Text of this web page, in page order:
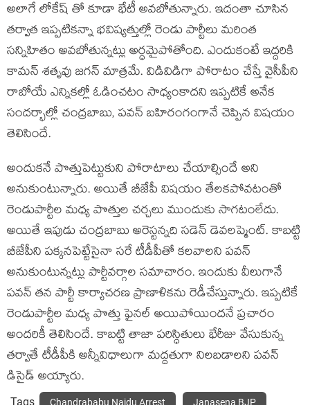
అలాగే లోకేష్ తో కూడా భేటీ అవబోతున్నారు. ఇదంతా చూసిన
తర్వాత ఇప్పటికన్నా భవిష్యత్తుల్లో రెండు పార్టీలు మరింత
సన్నిహితం అవబోతున్నట్లు అర్ధమైపోతోంది. ఎందుకంటే ఇద్దరికి
కామన్ శతృవు జగన్ మాత్రమే. విడివిడిగా పోరాటం చేస్తే వైసీపీని
రాబోయే ఎన్నికల్లో ఓడించటం సాధ్యంకాదని ఇప్పటికే అనేక
సందర్భాల్లో చంద్రబాబు, పవన్ బహిరంగంగానే చెప్పిన విషయం
తెలిసిందే.
అందుకనే పొత్తుపెట్టుకుని పోరాటాలు చేయాల్సిందే అని
అనుకుంటున్నారు. అయితే బీజేపీ విషయం తేలకపోవటంతో
రెండుపార్టీల మధ్య పొత్తుల చర్చలు ముందుకు సాగటంలేదు.
అయితే ఇపుడు చంద్రబాబు అరెస్టన్నది సడెన్ డెవలప్మెంట్. కాబట్టి
బీజేపీని పక్కనపెట్టేసైనా సరే టీడీపీతో కలవాలని పవన్
అనుకుంటున్నట్లు పార్టీవర్గాల సమాచారం. ఇందుకు వీలుగానే
పవన్ తన పార్టీ కార్యాచరణ ప్రాణాళికను రెడీచేస్తున్నారు. ఇప్పటికే
రెండుపార్టీల మధ్య పొత్తు ఫైనల్ అయిపోయిందనే ప్రచారం
అందరికీ తెలిసిందే. కాబట్టి తాజా పరిస్ధితులు భేరీజు వేసుకున్న
తర్వాతే టీడీపీకి అన్నీవిధాలుగా మద్దతుగా నిలబడాలని పవన్
డిసైడ్ అయ్యారు.
Tags Chandrababu Naidu Arrest Janasena BJP